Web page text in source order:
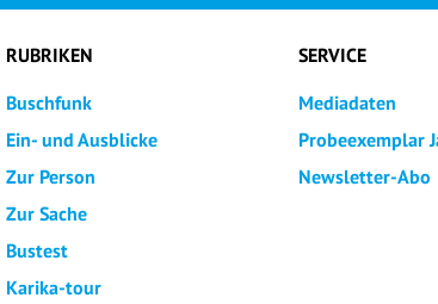
RUBRIKEN
Buschfunk
Ein- und Ausblicke
Zur Person
Zur Sache
Bustest
Karika-tour
SERVICE
Mediadaten
Probeexemplar
Newsletter-Abo